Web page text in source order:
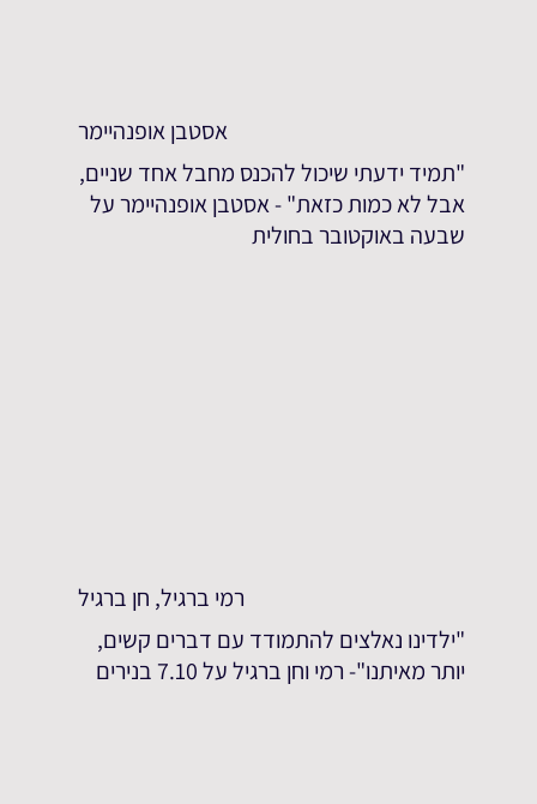
אסטבן אופנהיימר
"תמיד ידעתי שיכול להכנס מחבל אחד שניים,
אבל לא כמות כזאת" - אסטבן אופנהיימר על
שבעה באוקטובר בחולית
רמי ברגיל, חן ברגיל
"ילדינו נאלצים להתמודד עם דברים קשים,
יותר מאיתנו"- רמי וחן ברגיל על 7.10 בנירים